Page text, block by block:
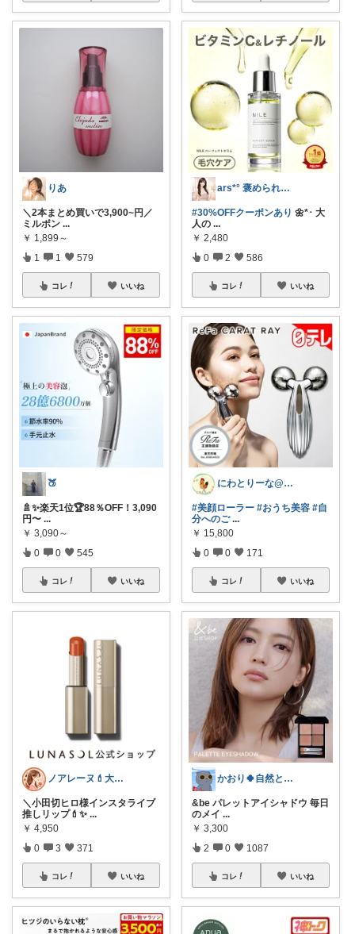
りあ
＼2本まとめ買いで3,900~円／
ミルボン ...
￥ 1,899～
1 1 579
コレ いいね
🍑
🚿✨楽天1位🏆88％OFF！3,090
円〜 ...
￥ 3,090～
0 0 545
コレ いいね
ノアレーヌ💄大人ゆる美容
＼小田切ヒロ様インスタライブ
推しリップ💄✨ ...
￥ 4,950
0 3 371
コレ いいね
ars*° 褒められ美肌へ🫧
#30%OFFクーポンあり 🌼*･ 大
人の ...
￥ 2,480
0 2 586
コレ いいね
にわとりーな@皆様に感謝
#美顔ローラー #おうち美容 #自
分へのご ...
￥ 15,800
0 0 171
コレ いいね
かおり🍀自然とやさしい暮らし🐑🍀
&be パレットアイシャドウ 毎日
のメイ ...
￥ 3,300
2 0 1087
コレ いいね